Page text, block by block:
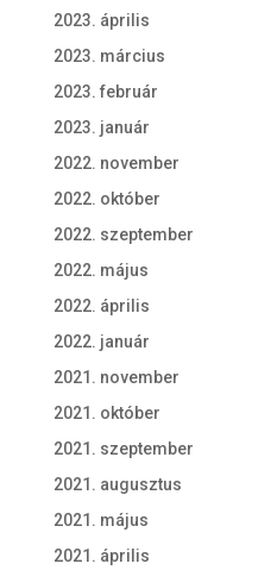
2023. április
2023. március
2023. február
2023. január
2022. november
2022. október
2022. szeptember
2022. május
2022. április
2022. január
2021. november
2021. október
2021. szeptember
2021. augusztus
2021. május
2021. április